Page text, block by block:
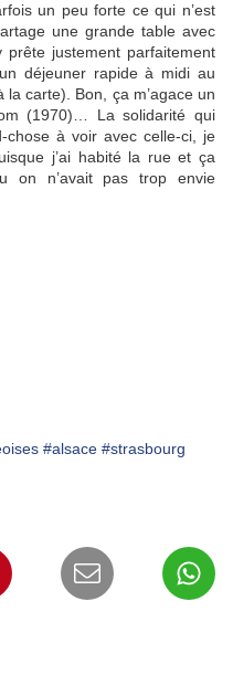
un peu forte ce qui n’est
une grande table avec
prête justement parfaitement
déjeuner rapide à midi au
carte). Bon, ça m’agace un
(1970)… La solidarité qui
chose à voir avec celle-ci, je
j’ai habité la rue et ça
on n’avait pas trop envie
#alsace #strasbourg